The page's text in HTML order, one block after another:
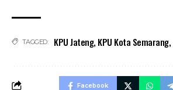
TAGGED: KPU Jateng, KPU Kota Semarang,
Facebook